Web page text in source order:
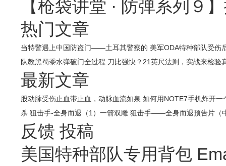
【枪袋讲堂 · 防弹系列９
热门文章
当特警遇上中国防盗门——土耳其警察的 美军ODA特种部队受伤
队教黑蜀黍水弹破门全过程 刀比强快？21英尺法则，实战来检验
最新文章
股动脉受伤止血带止血，动脉血流如泉 如何用NOTE7手机炸开
杀 狙击手-全身而退（1）一箭双雕 狙击手——全身而退预告片（
反馈 投稿
美国特种部队专用背包